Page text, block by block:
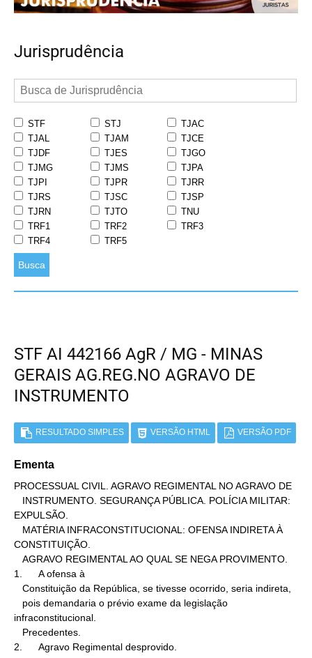
Jurisprudência
STF STJ
TJAC
TJAL
TJAM
TJCE
TJDF
TJES
TJGO
TJMG
TJMS
TJPA
TJPI
TJPR
TJRR
TJRS
TJSC
TJSP
TJRN
TJTO
TNU
TRF1
TRF2
TRF3
TRF4
TRF5
Busca
STF AI 442166 AgR / MG - MINAS
GERAIS AG.REG.NO AGRAVO DE
INSTRUMENTO
RESULTADO SIMPLES VERSÃO HTML VERSÃO PDF
Ementa
PROCESSUAL CIVIL. AGRAVO REGIMENTAL NO AGRAVO DE
EXPULSÃO.
CONSTITUIÇÃO.
1.      A ofensa à
infraconstitucional.
2.      Agravo Regimental desprovido.